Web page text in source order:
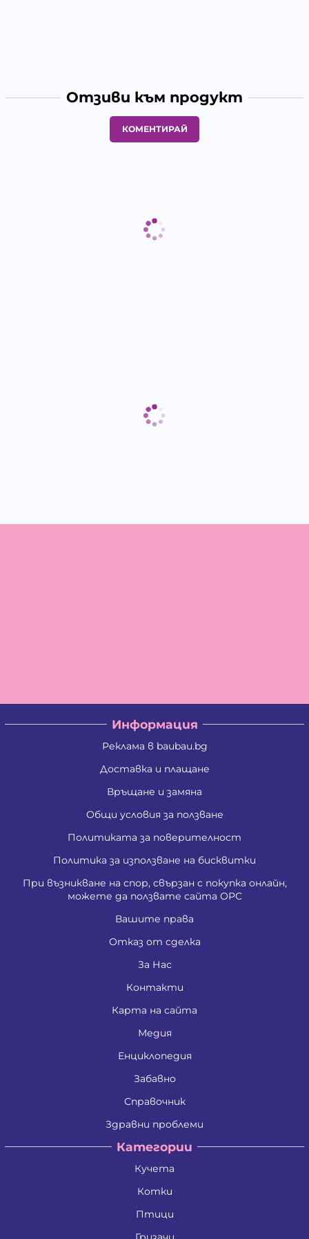
Отзиви към продукт
КОМЕНТИРАЙ
Информация
Реклама в baubau.bg
Доставка и плащане
Връщане и замяна
Общи условия за ползване
Политиката за поверителност
Политика за използване на бисквитки
При възникване на спор, свързан с покупка онлайн,
можете да ползвате сайта ОРС
Вашите права
Отказ от сделка
За Нас
Контакти
Карта на сайта
Медия
Енциклопедия
Забавно
Справочник
Здравни проблеми
Категории
Кучета
Котки
Птици